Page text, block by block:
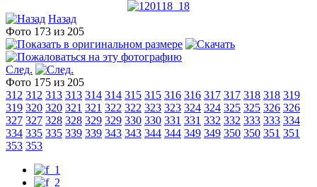
Назад
Фото 173 из 205
След.
Фото 175 из 205
312 312 313 313 314 314 315 315 316 316 317 317 318 318 319
319 320 320 321 321 322 322 323 323 324 324 325 325 326 326
327 327 328 328 329 329 330 330 331 331 332 332 333 333 334
334 335 335 339 339 343 343 344 344 349 349 350 350 351 351
353 353